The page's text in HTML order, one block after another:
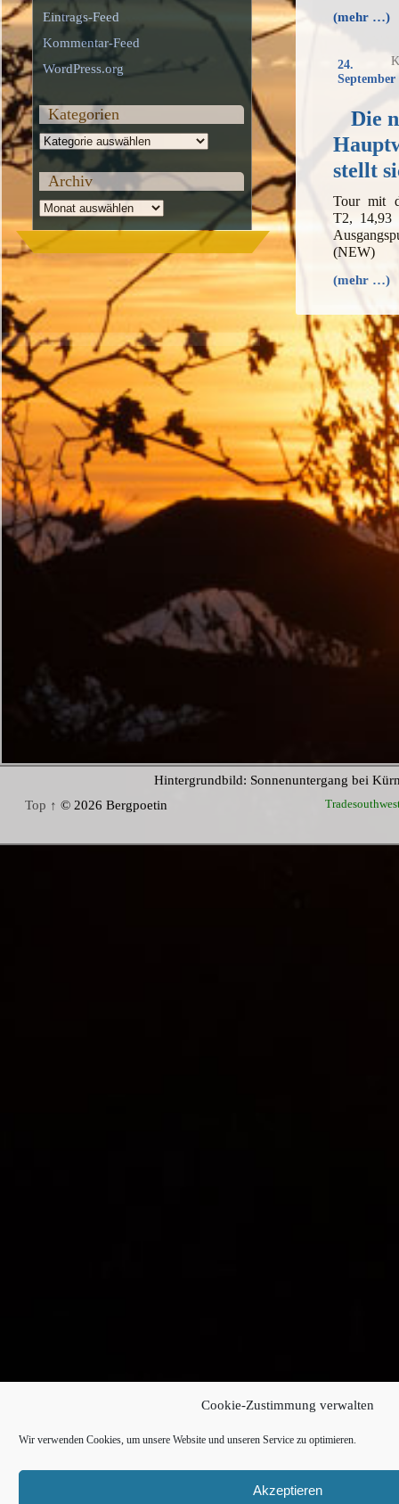
Cookie-Zustimmung verwalten
Wir verwenden Cookies, um unsere Website und unseren Service zu optimieren.
Akzeptieren
(mehr …)
24.
September
Die
stellt
Tour mit
T2,
(NEW)
(mehr …)
Eintrags-Feed
Kommentar-Feed
WordPress.org
Kategorien
Kategorien
Archiv
Archiv
Hintergrundbild: Sonnenuntergang bei
Top ↑ © 2026 Bergpoetin